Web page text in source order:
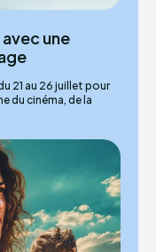
une
21 au 26 juillet pour
du cinéma, de la